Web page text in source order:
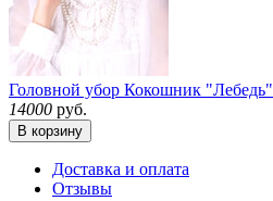
Головной убор Кокошник "Лебедь"
14000 руб.
В корзину
Доставка и оплата
Отзывы